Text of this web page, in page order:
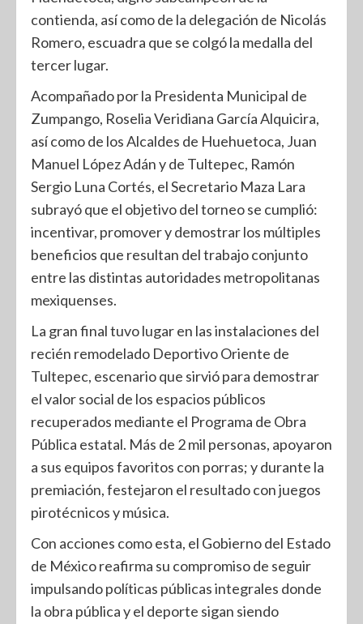
contienda, así como de la delegación de Nicolás
Romero, escuadra que se colgó la medalla del
tercer lugar.
Acompañado por la Presidenta Municipal de
Zumpango, Roselia Veridiana García Alquicira,
así como de los Alcaldes de Huehuetoca, Juan
Manuel López Adán y de Tultepec, Ramón
Sergio Luna Cortés, el Secretario Maza Lara
subrayó que el objetivo del torneo se cumplió:
incentivar, promover y demostrar los múltiples
beneficios que resultan del trabajo conjunto
entre las distintas autoridades metropolitanas
mexiquenses.
La gran final tuvo lugar en las instalaciones del
recién remodelado Deportivo Oriente de
Tultepec, escenario que sirvió para demostrar
el valor social de los espacios públicos
recuperados mediante el Programa de Obra
Pública estatal. Más de 2 mil personas, apoyaron
a sus equipos favoritos con porras; y durante la
premiación, festejaron el resultado con juegos
pirotécnicos y música.
Con acciones como esta, el Gobierno del Estado
de México reafirma su compromiso de seguir
impulsando políticas públicas integrales donde
la obra pública y el deporte sigan siendo